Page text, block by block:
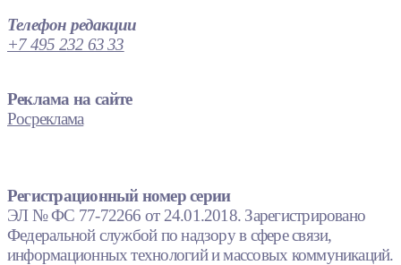
Телефон редакции
+7 495 232 63 33
Реклама на сайте
Росреклама
Регистрационный номер серии
ЭЛ № ФС 77-72266 от 24.01.2018. Зарегистрировано
Федеральной службой по надзору в сфере связи,
информационных технологий и массовых коммуникаций.